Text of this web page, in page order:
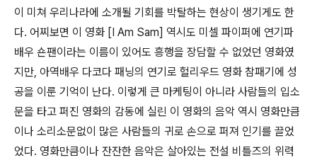
이 미쳐 우리나라에 소개될 기회를 박탈하는 현상이 생기게도 한
다. 어찌보면 이 영화 [I Am Sam] 역시도 미셀 파이퍼에 연기파
배우 숀팬이라는 이름이 있어도 흥행을 장담할 수 없었던 영화였
지만, 아역배우 다코다 패닝의 연기로 헐리우드 영화 참패기에 성
공을 이룬 기억이 난다. 이렇게 큰 마케팅이 아니라 사람들의 입소
문을 타고 퍼진 영화의 감동에 실린 이 영화의 음악 역시 영화만큼
이나 소리소문없이 많은 사람들의 귀로 손으로 퍼져 인기를 끌었
었다. 영화만큼이나 잔잔한 음악은 살아있는 전설 비틀즈의 위력